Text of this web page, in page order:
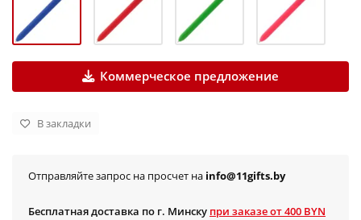
Коммерческое предложение
В закладки
Отправляйте запрос на просчет на info@11gifts.by
Бесплатная доставка по г. Минску при заказе от 400 BYN